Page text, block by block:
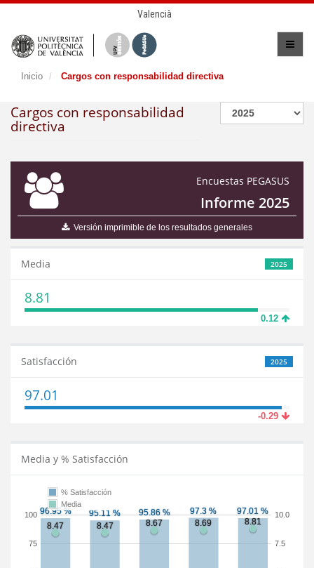
Valencià
Inicio Cargos con responsabilidad directiva
Cargos con responsabilidad
directiva
Encuestas PEGASUS
Informe 2025
Versión imprimible de los resultados generales
2025
Media
8.81
0.12
2025
Satisfacción
97.01
-0.29
Media y % Satisfacción
75
100
7.5
10.0
% Satisfacción
Media